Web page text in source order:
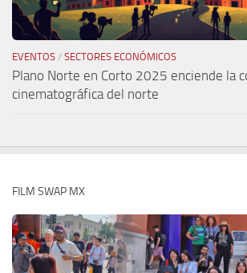
EVENTOS / SECTORES ECONÓMICOS
Plano Norte en Corto 2025 enciende la
cinematográfica del norte
FILM SWAP MX